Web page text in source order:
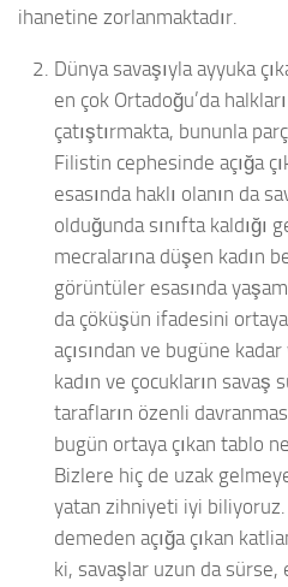
ihanetine zorlanmaktadır.
Dünya savaşıyla ayyuka
en çok Ortadoğu’da
çatıştırmakta, bununla
Filistin cephesinde açığa
esasında haklı olanın da
olduğunda sınıfta kaldığı
mecralarına düşen kadın
görüntüler esasında
da çöküşün ifadesini
açısından ve bugüne
kadın ve çocukların savaş
tarafların özenli
bugün ortaya çıkan tablo
Bizlere hiç de uzak
yatan zihniyeti iyi biliyoruz.
demeden açığa çıkan
ki, savaşlar uzun da